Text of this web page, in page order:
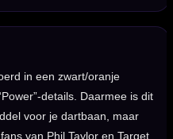
in een zwart/oranje
details. Daarmee is dit
voor je dartbaan, maar
van Phil Taylor en Target